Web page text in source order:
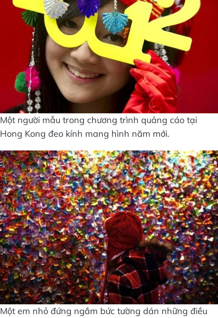
Một người mẫu trong chương trình quảng cáo tại
Hong Kong đeo kính mang hình năm mới.
Một em nhỏ đứng ngắm bức tường dán những điều